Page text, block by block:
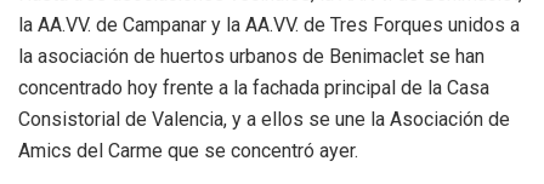
la AA.VV. de Campanar y la AA.VV. de Tres Forques unidos a
la asociación de huertos urbanos de Benimaclet se han
concentrado hoy frente a la fachada principal de la Casa
Consistorial de Valencia, y a ellos se une la Asociación de
Amics del Carme que se concentró ayer.